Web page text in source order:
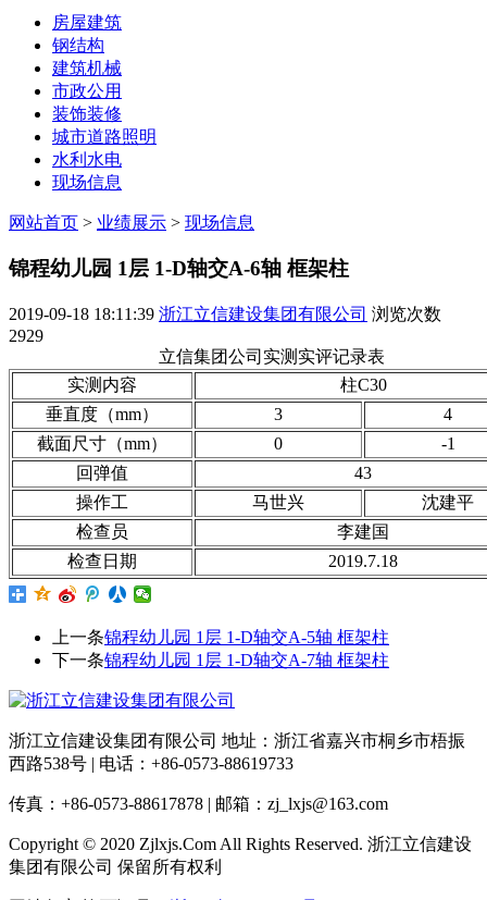
房屋建筑
钢结构
建筑机械
市政公用
装饰装修
城市道路照明
水利水电
现场信息
网站首页 > 业绩展示 > 现场信息
锦程幼儿园 1层 1-D轴交A-6轴 框架柱
2019-09-18 18:11:39 浙江立信建设集团有限公司 浏览次数
2929
立信集团公司实测实评记录表
实测内容
柱C30
垂直度（mm）
3
4
截面尺寸（mm）
0
-1
回弹值
43
操作工
马世兴
沈建平
检查员
李建国
检查日期
2019.7.18
上一条锦程幼儿园 1层 1-D轴交A-5轴 框架柱
下一条锦程幼儿园 1层 1-D轴交A-7轴 框架柱
浙江立信建设集团有限公司 地址：浙江省嘉兴市桐乡市梧振
西路538号 | 电话：+86-0573-88619733
传真：+86-0573-88617878 | 邮箱：zj_lxjs@163.com
Copyright © 2020 Zjlxjs.Com All Rights Reserved. 浙江立信建设
集团有限公司 保留所有权利